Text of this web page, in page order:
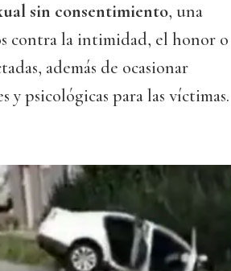
sin consentimiento, una
contra la intimidad, el honor o
además de ocasionar
y psicológicas para las víctimas.